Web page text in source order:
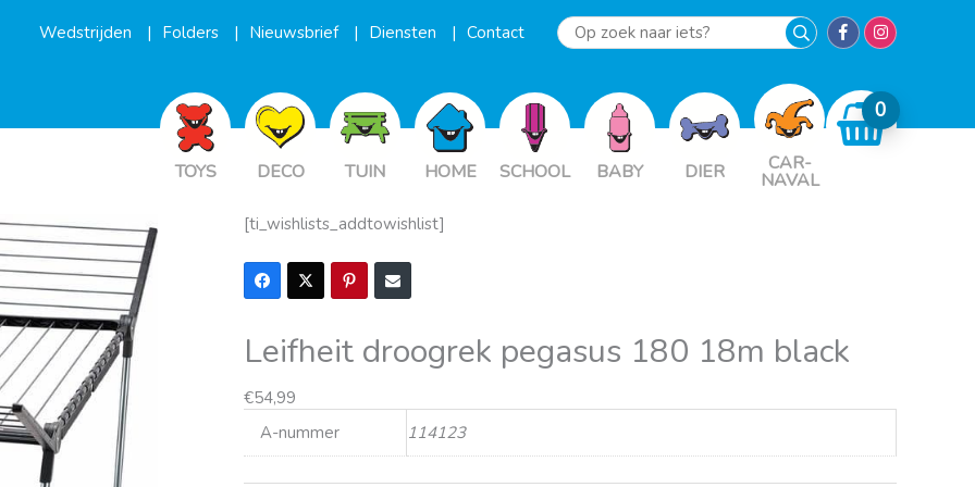
Wedstrijden Folders Nieuwsbrief Diensten Contact
Op
iets?
TOYS DECO TUIN HOME SCHOOL BABY DIER CAR-
NAVAL
[ti_wishlists_addtowishlist]
Leifheit droogrek pegasus 180 18m black
€54,99
A-nummer
114123